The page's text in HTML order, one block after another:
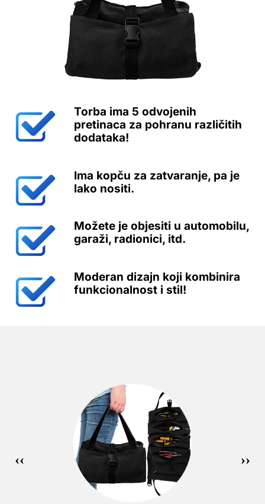
Torba ima 5 odvojenih
pretinaca za pohranu različitih
dodataka!
Ima kopču za zatvaranje, pa je
lako nositi.
Možete je objesiti u automobilu,
garaži, radionici, itd.
Moderan dizajn koji kombinira
funkcionalnost i stil!